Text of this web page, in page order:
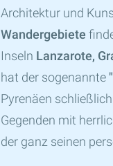
Architektur und
Wandergebiete
Inseln Lanzarote,
hat der sogenannte
Pyrenäen
Gegenden mit
der ganz seinen